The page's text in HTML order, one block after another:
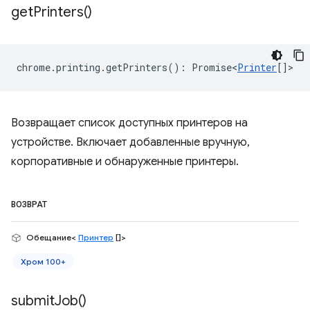
getPrinters()
chrome.printing .getPrinters() : Promise<Printer[] >
Возвращает список доступных принтеров на
устройстве. Включает добавленные вручную,
корпоративные и обнаруженные принтеры.
ВОЗВРАТ
Обещание< Принтер []>
Хром 100+
submitJob()